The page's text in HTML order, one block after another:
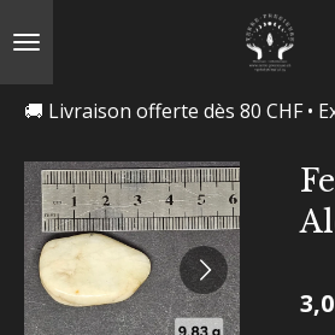
🚚 Livraison offerte dès 80 CHF •